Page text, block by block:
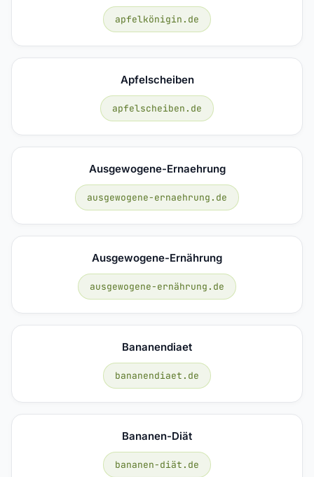
apfelkönigin.de
Apfelscheiben
apfelscheiben.de
Ausgewogene-Ernaehrung
ausgewogene-ernaehrung.de
Ausgewogene-Ernährung
ausgewogene-ernährung.de
Bananendiaet
bananendiaet.de
Bananen-Diät
bananen-diät.de